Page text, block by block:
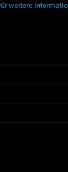
weitere